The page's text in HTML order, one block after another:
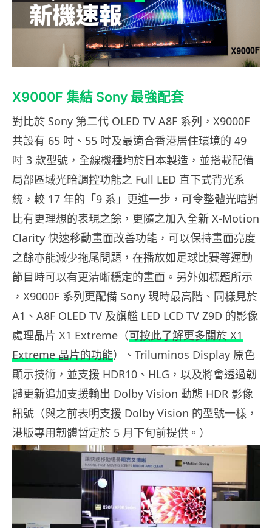
X9000F 集結 Sony 最強配套
對比於 Sony 第二代 OLED TV A8F 系列，X9000F
共設有 65 吋、55 吋及最適合香港居住環境的 49
吋 3 款型號，全線機種均於日本製造，並搭載配備
局部區域光暗調控功能之 Full LED 直下式背光系
統，較 17 年的「9 系」更進一步，可令整體光暗對
比有更理想的表現之餘，更隨之加入全新 X-Motion
Clarity 快速移動畫面改善功能，可以保持畫面亮度
之餘亦能減少拖尾問題，在播放如足球比賽等運動
節目時可以有更清晰穩定的畫面。另外如標題所示
，X9000F 系列更配備 Sony 現時最高階、同樣見於
A1、A8F OLED TV 及旗艦 LED LCD TV Z9D 的影像
處理晶片 X1 Extreme（可按此了解更多關於 X1
Extreme 晶片的功能）、Triluminos Display 原色
顯示技術，並支援 HDR10、HLG，以及將會透過韌
體更新追加支援輸出 Dolby Vision 動態 HDR 影像
訊號（與之前表明支援 Dolby Vision 的型號一樣，
港版專用韌體暫定於 5 月下旬前提供。）